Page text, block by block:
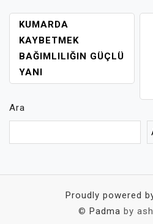
YAZI
GEZINMESI
KUMARDA
KAYBETMEK
BAĞIMLILIĞIN GÜÇLÜ
YANI
Ara
Proudly powered
© Padma by